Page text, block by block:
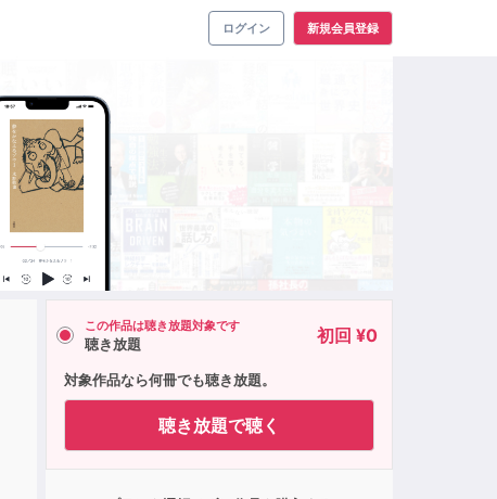
ログイン 新規会員登録
この作品は聴き放題対象です
聴き放題 初回 ¥0
対象作品なら何冊でも聴き放題。
聴き放題で聴く